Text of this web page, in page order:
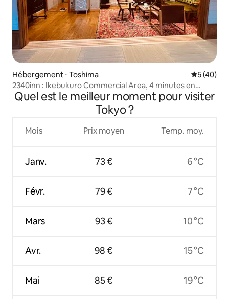
Hébergement ⋅ Toshima
5 (40)
2340inn : Ikebukuro Commercial Area, 4 minutes en
métro, Mt. Fuji visible sur le toit, magnifiquement conçu
55 ！, tatami japonais + salon, 2 salles de bain
Quel est le meilleur moment pour visiter
Tokyo ?
Mois
Janv.
Févr.
Mars
Avr.
Mai
Prix moyen
73 €
79 €
93 €
98 €
85 €
Temp. moy.
6 °C
7 °C
10 °C
15 °C
19 °C